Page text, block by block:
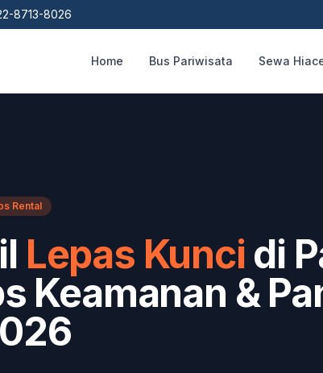
8713-8026
Home Bus Pariwisata Sewa
Rental
Lepas Kunci di
Keamanan &